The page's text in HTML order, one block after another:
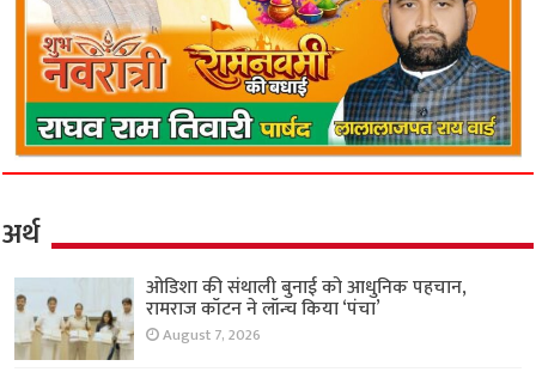
अर्थ
ओडिशा की संथाली बुनाई को आधुनिक पहचान,
रामराज कॉटन ने लॉन्च किया ‘पंचा’
August 7, 2026